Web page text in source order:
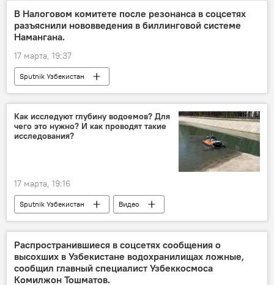
В Налоговом комитете после резонанса в соцсетях
разъяснили нововведения в биллинговой системе
Намангана.
17 марта, 19:37
Sputnik Узбекистан
Как исследуют глубину водоемов? Для
чего это нужно? И как проводят такие
исследования?
17 марта, 19:16
Sputnik Узбекистан Видео
Распространившиеся в соцсетях сообщения о
высохших в Узбекистане водохранилищах ложные,
сообщил главный специалист Узбеккосмоса
Комилжон Тошматов.